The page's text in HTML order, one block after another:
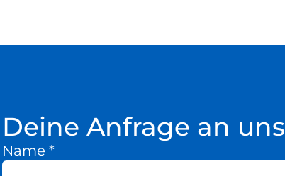
Deine Anfrage an uns
Name *